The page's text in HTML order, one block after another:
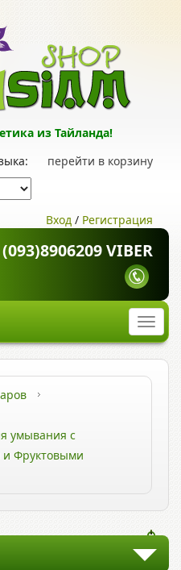
из Тайланда!
перейти в корзину
Вход / Регистрация
VIBER
умывания с
и Фруктовыми